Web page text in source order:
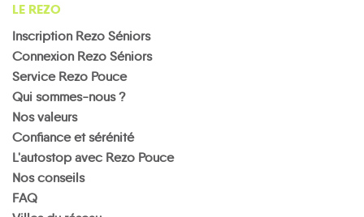
LE REZO
Inscription Rezo Séniors
Connexion Rezo Séniors
Service Rezo Pouce
Qui sommes-nous ?
Nos valeurs
Confiance et sérénité
L'autostop avec Rezo Pouce
Nos conseils
FAQ